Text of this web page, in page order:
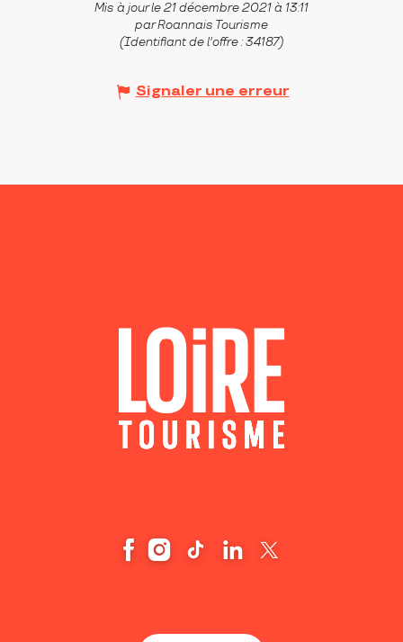
Mis à jour le 21 décembre 2021 à 13:11
par Roannais Tourisme
(Identifiant de l'offre :34187)
Signaler une erreur